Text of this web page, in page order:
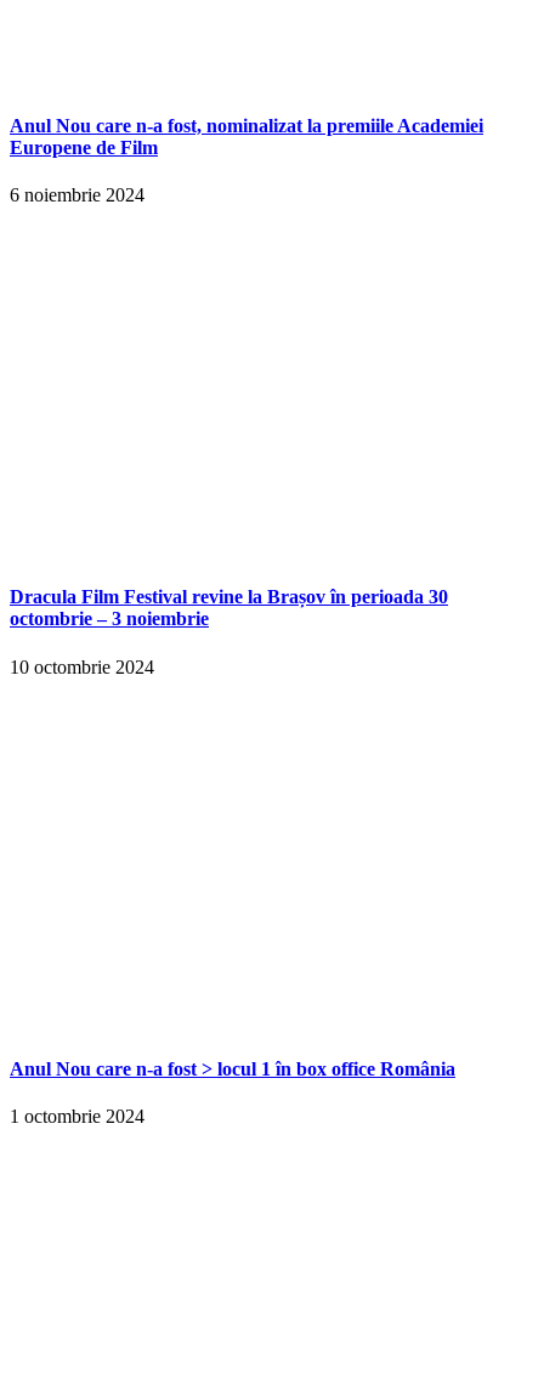
Anul Nou care n-a fost, nominalizat la premiile Academiei
Europene de Film
6 noiembrie 2024
Dracula Film Festival revine la Brașov în perioada 30
octombrie – 3 noiembrie
10 octombrie 2024
Anul Nou care n-a fost > locul 1 în box office România
1 octombrie 2024